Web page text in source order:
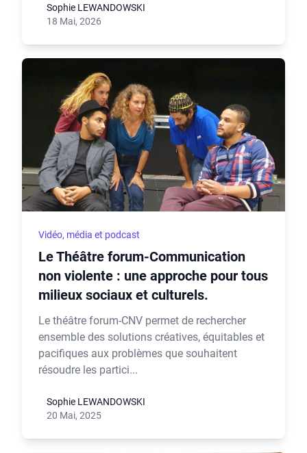
Sophie LEWANDOWSKI
18 Mai, 2026
Vidéo, média et podcast
Le Théâtre forum-Communication
non violente : une approche pour tous
milieux sociaux et culturels.
Le théâtre forum-CNV permet de rechercher
ensemble des solutions créatives, équitables et
pacifiques aux problèmes que souhaitent
résoudre les partici...
Sophie LEWANDOWSKI
20 Mai, 2025